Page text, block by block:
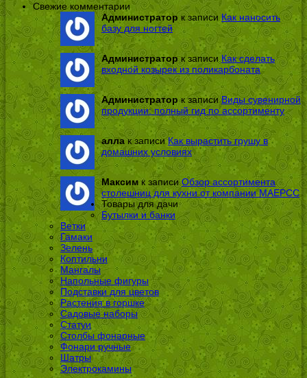
Свежие комментарии
Администратор к записиКак наносить
базу для ногтей
Администраторк записиКак сделать
входной козырек из поликарбоната
Администраторк записиВиды сувенирной
продукции: полный гид по ассортименту
аллак записиКак вырастить грушу в
домашних условиях
Максимк записиОбзор ассортимента
столешниц для кухни от компании МАЕРСС
Товары для дачи
Бутылки и банки
Ветки
Гамаки
Зелень
Коптильни
Мангалы
Напольные фигуры
Подставки для цветов
Растения в горшке
Садовые наборы
Статуи
Столбы фонарные
Фонари ручные
Шатры
Электрокамины